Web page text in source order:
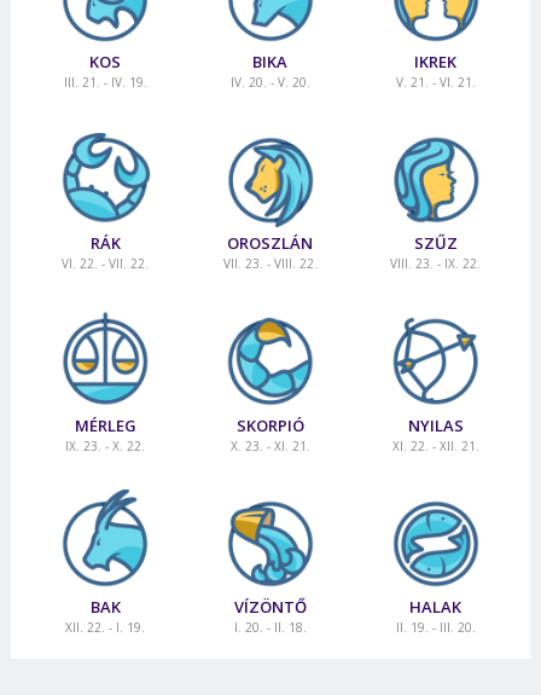
KOS
III. 21. - IV. 19.
BIKA
IV. 20. - V. 20.
IKREK
V. 21. - VI. 21.
RÁK
VI. 22. - VII. 22.
OROSZLÁN
VII. 23. - VIII. 22.
SZŰZ
VIII. 23. - IX. 22.
MÉRLEG
IX. 23. - X. 22.
SKORPIÓ
X. 23. - XI. 21.
NYILAS
XI. 22. - XII. 21.
BAK
XII. 22. - I. 19.
VÍZÖNTŐ
I. 20. - II. 18.
HALAK
II. 19. - III. 20.